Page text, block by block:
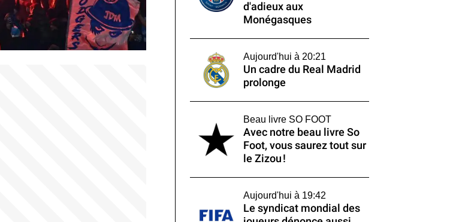
d'adieux aux
Monégasques
Aujourd'hui à 20:21
Un cadre du Real Madrid
prolonge
Beau livre SO FOOT
Avec notre beau livre So
Foot, vous saurez tout sur
le Zizou !
Aujourd'hui à 19:42
Le syndicat mondial des